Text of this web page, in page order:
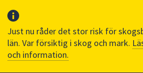
Just nu råder det stor risk för
län. Var försiktig i skog och mark.
och information.